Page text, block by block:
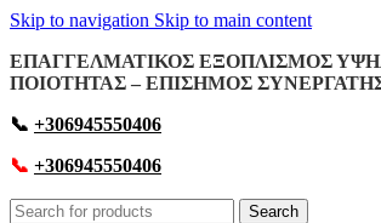
Skip to navigation Skip to main content
ΕΠΑΓΓΕΛΜΑΤΙΚΟΣ ΕΞΟΠΛΙΣΜΟΣ
ΠΟΙΟΤΗΤΑΣ – ΕΠΙΣΗΜΟΣ
📞 +306945550406
📞 +306945550406
Search